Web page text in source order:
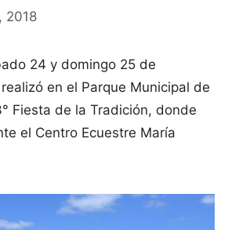
2018
24 y domingo 25 de
en el Parque Municipal de
Fiesta de la Tradición, donde
el Centro Ecuestre María